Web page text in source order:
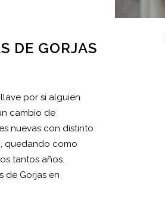
DE GORJAS
por si alguien
cambio de
nuevas con distinto
quedando como
tantos años.
de Gorjas en